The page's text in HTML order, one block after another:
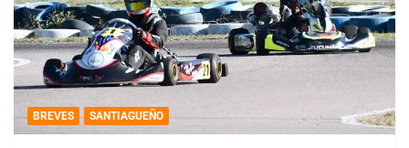
BREVES SANTIAGUEÑO